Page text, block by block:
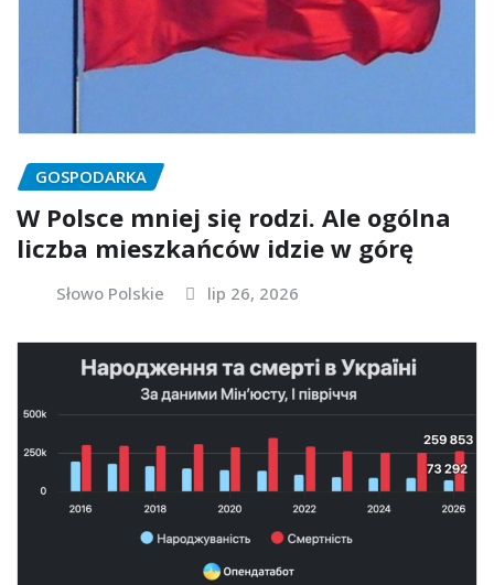
GOSPODARKA
W Polsce mniej się rodzi. Ale ogólna
liczba mieszkańców idzie w górę
Słowo Polskie lip 26, 2026